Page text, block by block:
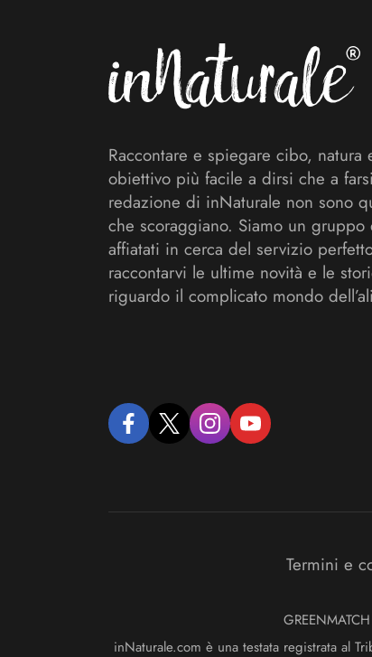
Raccontare e spiegare cibo, natura
obiettivo più facile a dirsi che a
redazione di inNaturale non sono
che scoraggiano. Siamo un
affiatati in cerca del servizio
raccontarvi le ultime novità e le
riguardo il complicato mondo
facebooktwitter instagramyoutube
Termini e
inNaturale.com è una testata registrata al